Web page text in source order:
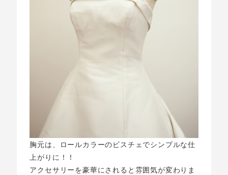
胸元は、ロールカラーのビスチェでシンプルな仕
上がりに！！
アクセサリーを豪華にされると雰囲気が変わりま